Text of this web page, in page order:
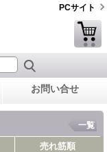
PCサイト
お問い合せ
一覧
売れ筋順